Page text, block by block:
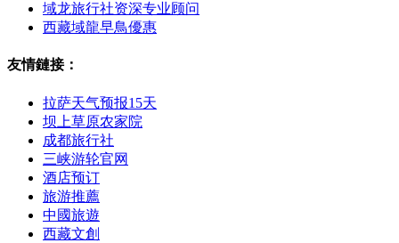
域龙旅行社资深专业顾问
西藏域龍早鳥優惠
友情鏈接：
拉萨天气预报15天
坝上草原农家院
成都旅行社
三峡游轮官网
酒店预订
旅游推薦
中國旅遊
西藏文創